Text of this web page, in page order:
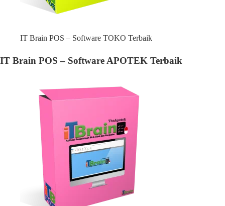
IT Brain POS – Software TOKO Terbaik
IT Brain POS – Software APOTEK Terbaik